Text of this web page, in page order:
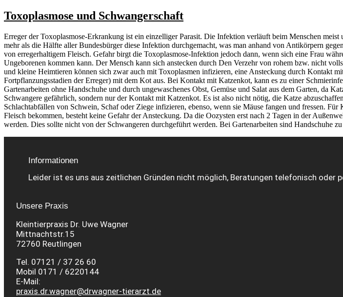
Toxoplasmose und Schwangerschaft
Erreger der Toxoplasmose-Erkrankung ist ein einzelliger Parasit. Die Infektion verläuft beim Menschen
mehr als die Hälfte aller Bundesbürger diese Infektion durchgemacht, was man anhand von Antikörpern
von erregerhaltigem Fleisch. Gefahr birgt die Toxoplasmose-Infektion jedoch dann, wenn sich eine Frau
Ungeborenen kommen kann. Der Mensch kann sich anstecken durch Den Verzehr von rohem bzw. nicht
und kleine Heimtieren können sich zwar auch mit Toxoplasmen infizieren, eine Ansteckung durch Kontakt
Fortpflanzungsstadien der Erreger) mit dem Kot aus. Bei Kontakt mit Katzenkot, kann es zu einer
Gartenarbeiten ohne Handschuhe und durch ungewaschenes Obst, Gemüse und Salat aus dem Garten, da
Schwangere gefährlich, sondern nur der Kontakt mit Katzenkot. Es ist also nicht nötig, die Katze
Schlachtabfällen von Schwein, Schaf oder Ziege infizieren, ebenso, wenn sie Mäuse fangen und fressen.
Fleisch bekommen, besteht keine Gefahr der Ansteckung. Da die Oozysten erst nach 2 Tagen in der
werden. Dies sollte nicht von der Schwangeren durchgeführt werden. Bei Gartenarbeiten sind Handschuhe
Informationen
Leider ist es uns aus zeitlichen Gründen nicht möglich, Beratungen telefonisch
Unsere Praxis
Kleintierpraxis Dr. Uwe Wagner
Mittnachtstr.15
72760 Reutlingen
Tel. 07121 / 37 26 60
Mobil 0171 / 6220144
E-Mail:
praxis.dr.wagner@drwagner-tierarzt.de